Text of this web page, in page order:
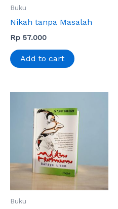
Buku
Nikah tanpa Masalah
Rp 57.000
Add to cart
Buku